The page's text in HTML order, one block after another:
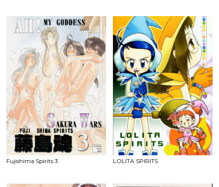
Fujishima Spirits 3 LOLITA SPIRITS